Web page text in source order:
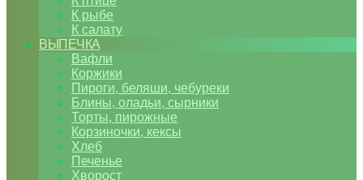
К рыбе
К салату
ВЫПЕЧКА
Вафли
Коржики
Пироги, беляши, чебуреки
Блины, оладьи, сырники
Торты, пирожные
Корзиночки, кексы
Хлеб
Печенье
Хворост